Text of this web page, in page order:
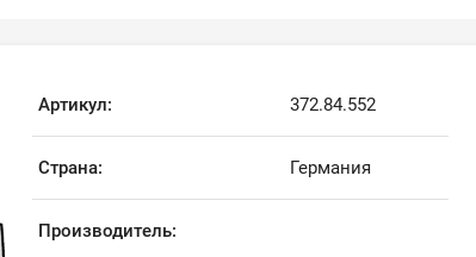
Артикул: 372.84.552
Страна: Германия
Производитель: